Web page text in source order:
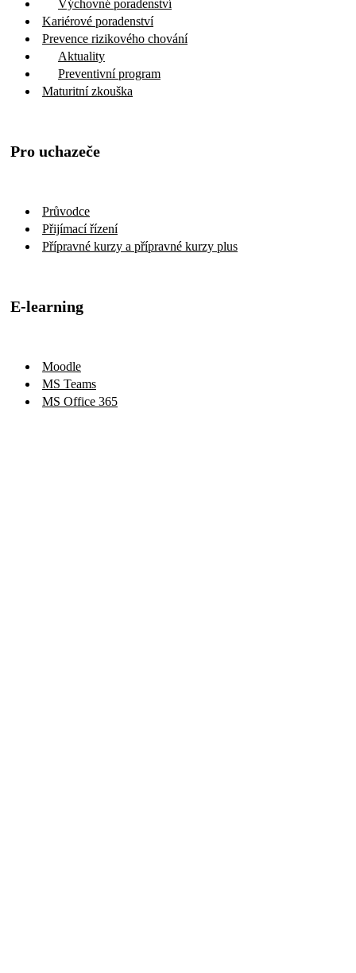
Výchovné poradenství
Kariérové poradenství
Prevence rizikového chování
Aktuality
Preventivní program
Maturitní zkouška
Pro uchazeče
Průvodce
Přijímací řízení
Přípravné kurzy a přípravné kurzy plus
E-learning
Moodle
MS Teams
MS Office 365